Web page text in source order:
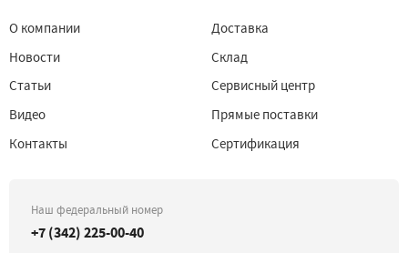
О компании
Новости
Статьи
Видео
Контакты
Доставка
Склад
Сервисный центр
Прямые поставки
Сертификация
Наш федеральный номер
+7 (342) 225-00-40